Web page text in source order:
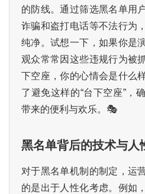
的防线。通过筛选黑名单用
诈骗和盗打电话等不法行为
纯净。试想一下，如果你是
观众常常因这些违规行为被
下空座，你的心情会是什么
了避免这样的“台下空座”，
带来的便利与欢乐。🎭
黑名单背后的技术与人
对于黑名单机制的制定，运
的是出于人性化考虑。例如